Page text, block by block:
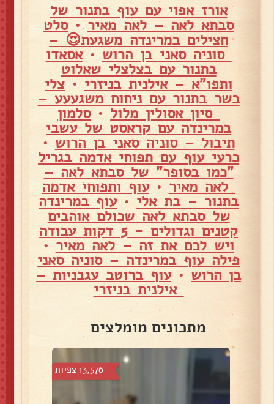
אורז אפוי עם עוף בתנור של
סבתא לאה – לאה מאיר•סלט
חצילים במרינדה משגעת😍 –
סוניה סאני בן הרוש •אסאדו
בתנור עם בצלצלי שאלוט
ותפו"א – אילנית בניזרי • צלי
בשר בתנור עם ניחוח משגעעע –
סיון אסולין מלול•סלמון
במרינדה עם קראסט של עשבי
תיבול – סוניה סאני בן הרוש •
כרעי עוף עם תפוחי אדמה בגריל
"כמו בסופר" של סבתא לאה –
לאה מאיר •עוף ותפוחי אדמה
בתנור – בת אלי •עוף במרינדה
של סבתא לאה שכולם אוהבים
קטנים וגדולים - 5 דקות עבודה
ויש לכם את זה – לאה מאיר •
פילה עוף במרינדה – סוניה סאני
בן הרוש •עוף ברוטב עגבניות –
אילנית בניזרי
מתכונים מומלצים
13,576 צפיות